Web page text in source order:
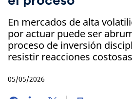
En mercados de alta
por actuar puede ser
proceso de inversión
resistir reacciones
05/05/2026